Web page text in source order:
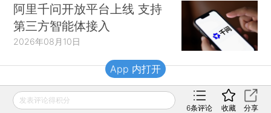
阿里千问开放平台上线 支持
第三方智能体接入
2026年08月10日
财新移动
发表评论得积分
6条评论 收藏 分享
App 内打开